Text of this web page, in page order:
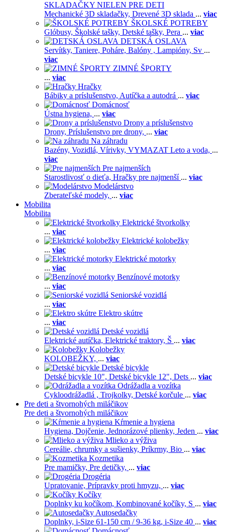
SKLADAČKY NIELEN PRE DETI
Mechanické 3D skladačky, Drevené 3D sklada ... viac
ŠKOLSKÉ POTREBY
Glóbusy, Školské tašky, Detské tašky, Pera ... viac
DETSKÁ OSLAVA
Servítky, Taniere, Poháre, Balóny , Lampióny, Sv ...
viac
ZIMNÉ ŠPORTY
... viac
Hračky
Bábiky a príslušenstvo, Autíčka a autodrá ... viac
Domácnosť
Ústna hygiena, ... viac
Drony a príslušenstvo
Drony, Príslušenstvo pre drony, ... viac
Na záhradu
Bazény, Vozidlá, Vírivky, VYMAZAT Leto a voda, ...
viac
Pre najmenších
Starostlivosť o dieťa, Hračky pre najmenší ... viac
Modelárstvo
Zberateľské modely, ... viac
Mobilita
Mobilita
Elektrické štvorkolky
... viac
Elektrické kolobežky
... viac
Elektrické motorky
... viac
Benzínové motorky
... viac
Seniorské vozidlá
... viac
Elektro skútre
... viac
Detské vozidlá
Elektrické autíčka, Elektrické traktory, Š ... viac
Kolobežky
KOLOBEŽKY, ... viac
Detské bicykle
Detské bicykle 10", Detské bicykle 12", Dets ... viac
Odrážadla a vozítka
Cykloodrážadlá , Trojkolky, Detské korčule ... viac
Pre deti a štvornohých miláčikov
Pre deti a štvornohých miláčikov
Kŕmenie a hygiena
Hygiena, Dojčenie, Jednorázové plienky, Jeden ... viac
Mlieko a výživa
Cereálie, chrumky a sušienky, Príkrmy, Bio ... viac
Kozmetika
Pre mamičky, Pre detičky, ... viac
Drogéria
Upratovanie, Prípravky proti hmyzu, ... viac
Kočíky
Doplnky ku kočíkom, Kombinované kočíky, S ... viac
Autosedačky
Doplnky, i-Size 61-150 cm / 9-36 kg, i-Size 40 ... viac